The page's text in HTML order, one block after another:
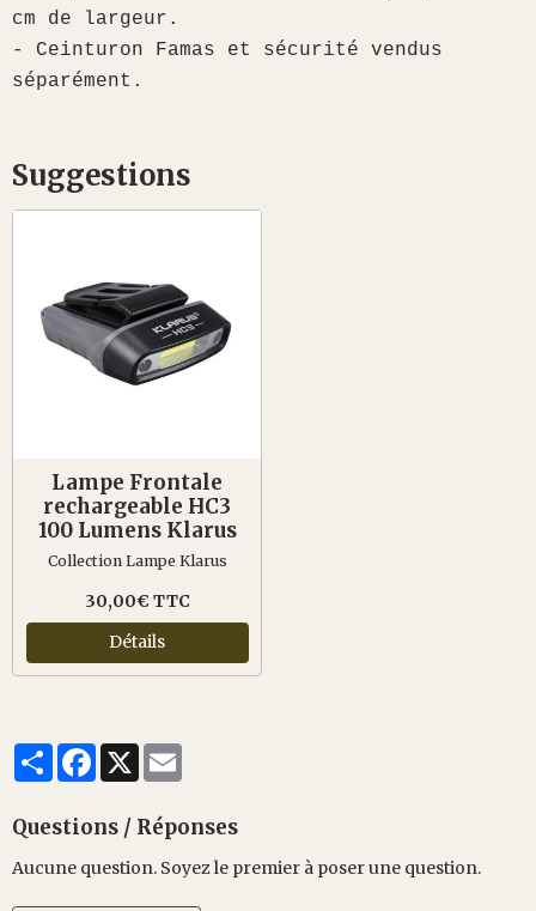
cm de largeur.
- Ceinturon Famas et sécurité vendus
séparément.
Suggestions
Lampe Frontale
rechargeable HC3
100 Lumens Klarus
Collection Lampe Klarus
30,00€ TTC
Détails
PartagerFacebook
X
Questions / Réponses
Aucune question. Soyez le premier à poser une question.